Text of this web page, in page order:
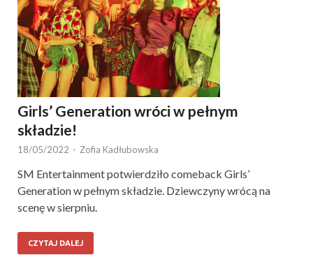
Girls’ Generation wróci w pełnym
składzie!
18/05/2022 - Zofia Kadłubowska
SM Entertainment potwierdziło comeback Girls’
Generation w pełnym składzie. Dziewczyny wrócą na
scenę w sierpniu.
CZYTAJ DALEJ